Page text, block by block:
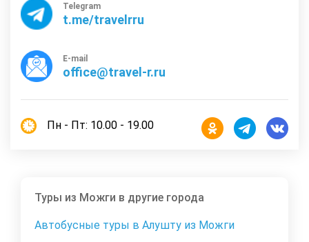
Telegram
t.me/travelrru
E-mail
office@travel-r.ru
Пн - Пт: 10.00 - 19.00
Туры из Можги в другие города
Автобусные туры в Алушту из Можги